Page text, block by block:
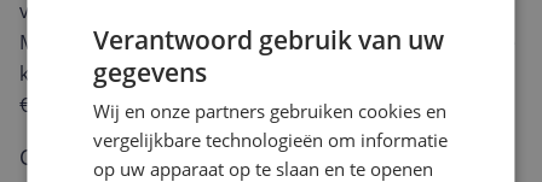
van een review gemiddeld tussen de 3 en 10 minuten.
Met jouw mening help je andere bezoekers een betere
keuze te maken én maak je iedere maand kans op
€250,-!
Klik hier voor de actievoorwaarden.
Cijfer
Verantwoord gebruik van uw
gegevens
Wij en onze partners gebruiken cookies en
vergelijkbare technologieën om informatie
op uw apparaat op te slaan en te openen